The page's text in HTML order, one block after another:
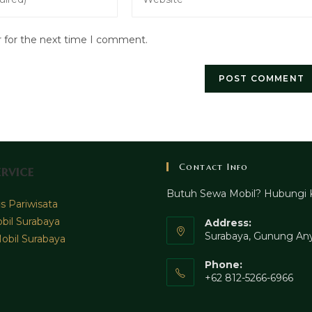
your
URL
for the next time I comment.
Pariwisata
Surabaya
Surabaya
Contact Info
Butuh Sewa Mobil? Hubungi
Address:
Surabaya, Gunung
Phone:
+62 812-5266-6966